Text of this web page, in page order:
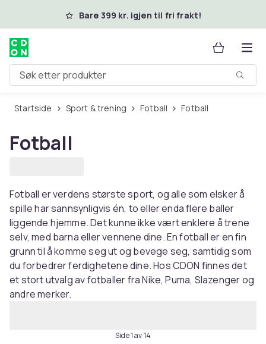
Hopp til hovedinnholdBare 399 kr. igjen til fri frakt!
Søk etter produkter
Startside Sport & trening Fotball Fotball
Fotball
Fotball er verdens største sport, og alle som elsker å
spille har sannsynligvis én, to eller enda flere baller
liggende hjemme. Det kunne ikke vært enklere å trene
selv, med barna eller vennene dine. En fotball er en fin
grunn til å komme seg ut og bevege seg, samtidig som
du forbedrer ferdighetene dine. Hos CDON finnes det
et stort utvalg av fotballer fra Nike, Puma, Slazenger og
andre merker.
Side 1 av 14